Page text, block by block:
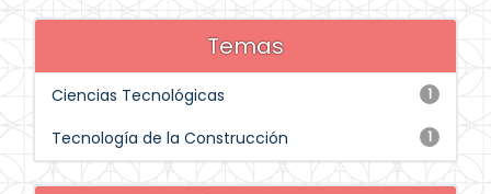
Temas
1
Ciencias Tecnológicas
1
Tecnología de la Construcción